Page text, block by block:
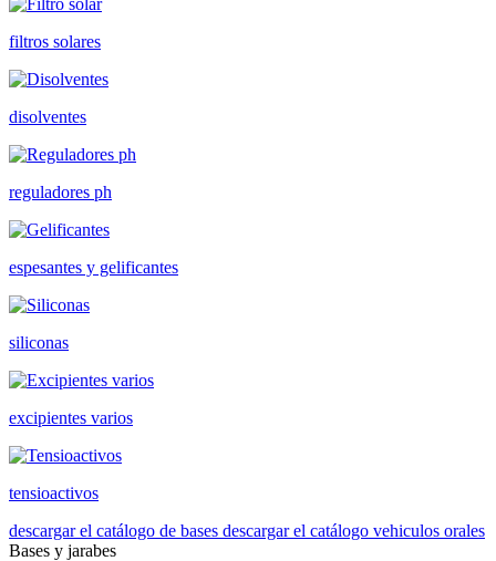
filtros solares
disolventes
reguladores ph
espesantes y gelificantes
siliconas
excipientes varios
tensioactivos
descargar el catálogo de bases descargar el catálogo vehiculos orales
Bases y jarabes